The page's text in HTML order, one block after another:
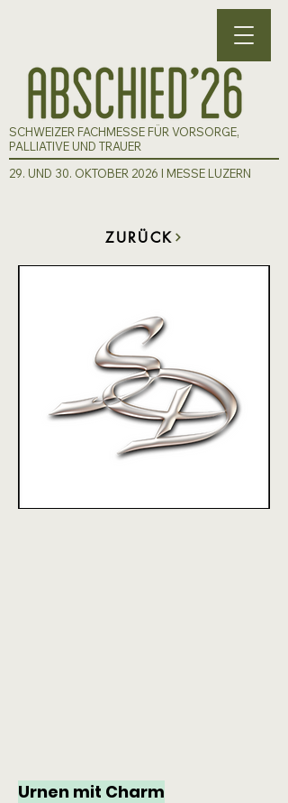
SCHWEIZER FACHMESSE FÜR VORSORGE,
PALLIATIVE UND TRAUER
29. UND 30. OKTOBER 2026 I MESSE LUZERN
ZURÜCK
Urnen mit Charm